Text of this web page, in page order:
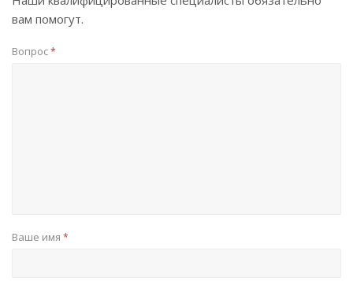
вам помогут.
Вопрос*
Ваше имя *